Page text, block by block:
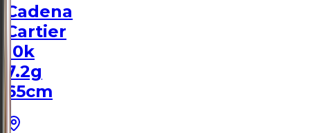
Cadena
Cartier
10k
7.2g
65cm